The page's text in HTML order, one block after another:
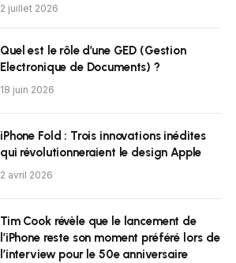
2 juillet 2026
Quel est le rôle d’une GED (Gestion
Electronique de Documents) ?
18 juin 2026
iPhone Fold : Trois innovations inédites
qui révolutionneraient le design Apple
2 avril 2026
Tim Cook révèle que le lancement de
l’iPhone reste son moment préféré lors de
l’interview pour le 50e anniversaire